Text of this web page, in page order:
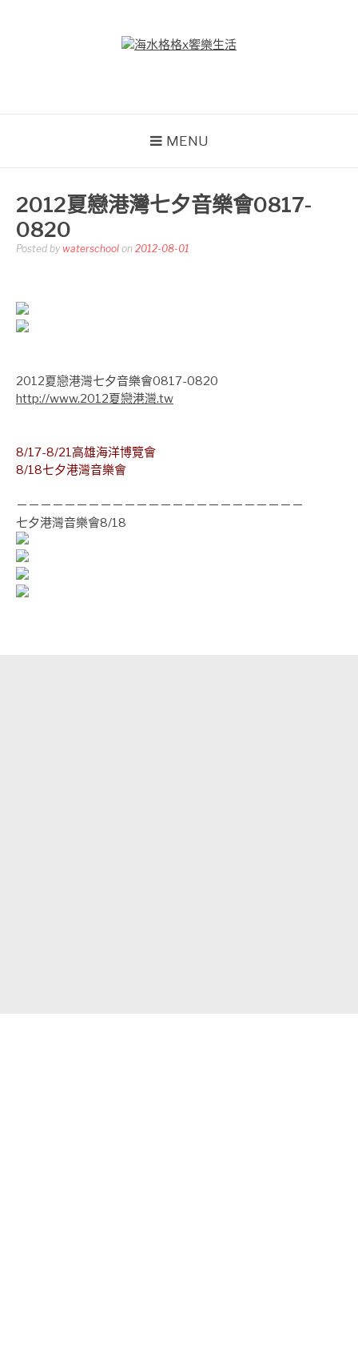
MENU
2012夏戀港灣七夕音樂會0817-
0820
Posted by waterschool on 2012-08-01
2012夏戀港灣七夕音樂會0817-0820
http://www.2012夏戀港灣.tw
8/17-8/21高雄海洋博覽會
8/18七夕港灣音樂會
－－－－－－－－－－－－－－－－－－－－－－－－
七夕港灣音樂會8/18